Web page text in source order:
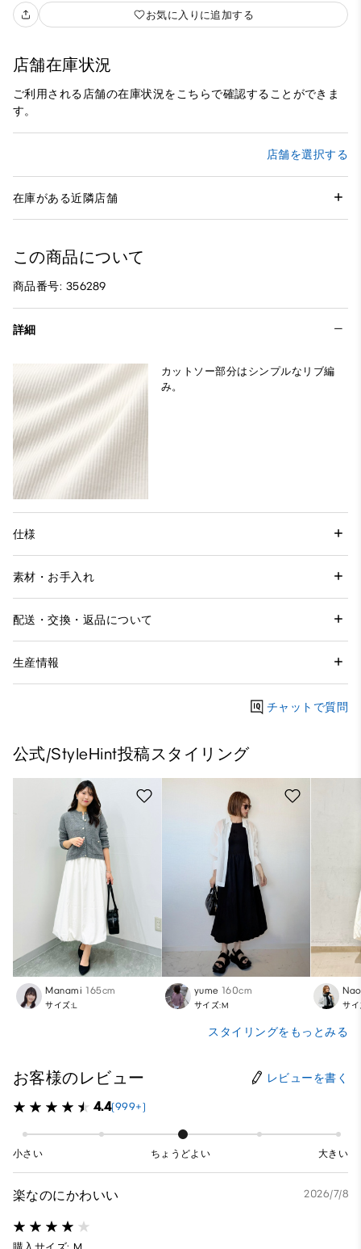
お気に入りに追加する
店舗在庫状況
ご利用される店舗の在庫状況をこちらで確認することができま
す。
店舗を選択する
在庫がある近隣店舗
この商品について
商品番号: 356289
詳細
カットソー部分はシンプルなリブ編
み。
仕様
素材・お手入れ
配送・交換・返品について
生産情報
チャットで質問
公式/StyleHint投稿スタイリング
Manami 165cm
サイズ:L
yume 160cm
サイズ:M サ
スタイリングをもっとみる
お客様のレビュー レビューを書く
4.4(999+)
小さい ちょうどよい 大きい
楽なのにかわいい 2026/7/8